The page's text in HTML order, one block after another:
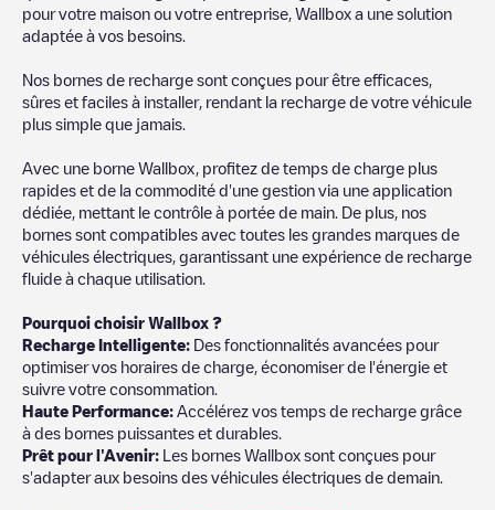
pour votre maison ou votre entreprise, Wallbox a une solution
adaptée à vos besoins.
Nos bornes de recharge sont conçues pour être efficaces,
sûres et faciles à installer, rendant la recharge de votre véhicule
plus simple que jamais.
Avec une borne Wallbox, profitez de temps de charge plus
rapides et de la commodité d'une gestion via une application
dédiée, mettant le contrôle à portée de main. De plus, nos
bornes sont compatibles avec toutes les grandes marques de
véhicules électriques, garantissant une expérience de recharge
fluide à chaque utilisation.
Pourquoi choisir Wallbox ?
Recharge Intelligente: Des fonctionnalités avancées pour
optimiser vos horaires de charge, économiser de l'énergie et
suivre votre consommation.
Haute Performance: Accélérez vos temps de recharge grâce
à des bornes puissantes et durables.
Prêt pour l'Avenir: Les bornes Wallbox sont conçues pour
s'adapter aux besoins des véhicules électriques de demain.